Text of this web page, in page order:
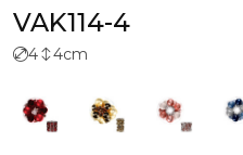
VAK114-4
4 4cm